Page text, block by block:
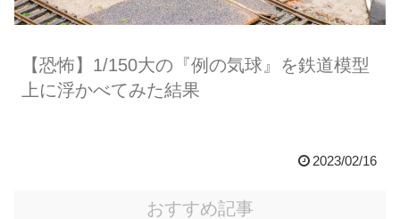
【恐怖】1/150大の『例の気球』を鉄道模型
上に浮かべてみた結果
2023/02/16
おすすめ記事